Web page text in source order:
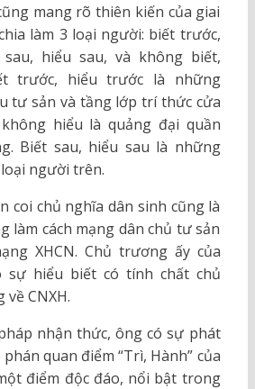
mang rõ thiên kiến của giai
làm 3 loại người: biết trước,
hiểu sau, và không biết,
trước, hiểu trước là những
tư sản và tầng lớp trí thức cửa
hiểu là quảng đại quần
Biết sau, hiểu sau là những
người trên.
coi chủ nghĩa dân sinh cũng là
làm cách mạng dân chủ tư sản
XHCN. Chủ trương ấy của
hiểu biết có tính chất chủ
CNXH.
nhận thức, ông có sự phát
quan điểm “Trì, Hành” của
điểm độc đáo, nổi bật trong